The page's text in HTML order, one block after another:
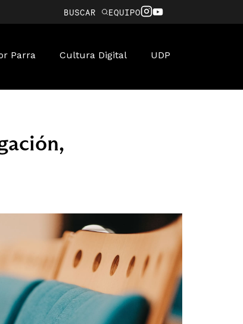
BUSCAR EQUIPO
Parra Cultura Digital UDP